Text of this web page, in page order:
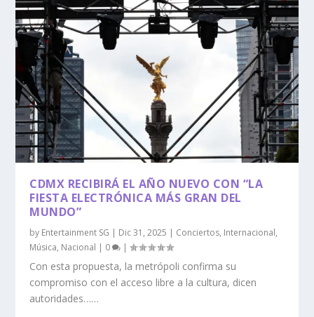
CDMX RECIBIRÁ EL AÑO NUEVO CON “LA
FIESTA ELECTRÓNICA MÁS GRAN DEL
MUNDO”
by Entertainment SG | Dic 31, 2025 | Conciertos, Internacional,
Música, Nacional | 0 |
Con esta propuesta, la metrópoli confirma su
compromiso con el acceso libre a la cultura, dicen
autoridades……